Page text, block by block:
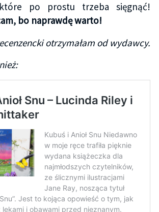
po prostu trzeba sięgnąć!
bo naprawdę warto!
otrzymałam od wydawcy.